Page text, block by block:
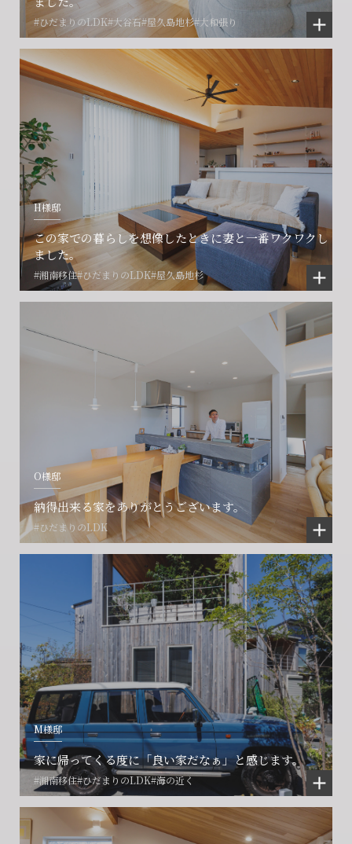
#ひだまりのLDK#大谷石#屋久島地杉#大和張り
H様邸
この家での暮らしを想像したときに妻と一番ワクワクし
ました。
#湘南移住#ひだまりのLDK#屋久島地杉
O様邸
納得出来る家をありがとうございます。
#ひだまりのLDK
M様邸
家に帰ってくる度に「良い家だなぁ」と感じます。
#湘南移住#ひだまりのLDK#海の近く
フォームからのお問い合わせ
CONTACT
お電話でのお問い合わせ
0466-24-2478
営業時間9:30~18:30 水曜定休
閉じる
解約のお申し込み
CONTACT
プロコール24ご利用の方
0120-073-386
閉じる
フォームからのお問い合わせ
CONTACT
賃貸管理事業部へのお問い合わせ
0466-24-2478
営業時間9:30~18:30 水曜定休
閉じる